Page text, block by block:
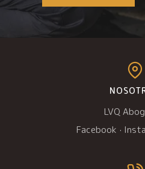
LVQ
Facebook ·